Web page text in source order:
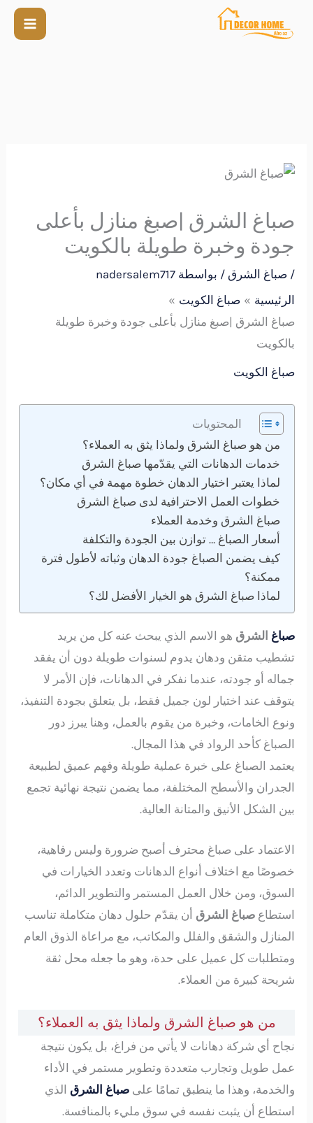
صباغ الشرق |صبغ منازل بأعلى
جودة وخبرة طويلة بالكويت
/صباغ الشرق / بواسطة nadersalem717
الرئيسية
صباغ الكويت
صباغ الشرق |صبغ منازل بأعلى جودة وخبرة طويلة
بالكويت
صباغ الكويت
المحتويات
من هو صباغ الشرق ولماذا يثق به العملاء؟
خدمات الدهانات التي يقدّمها صباغ الشرق
لماذا يعتبر اختيار الدهان خطوة مهمة في أي مكان؟
خطوات العمل الاحترافية لدى صباغ الشرق
صباغ الشرق وخدمة العملاء
أسعار الصباغ … توازن بين الجودة والتكلفة
كيف يضمن الصباغ جودة الدهان وثباته لأطول فترة
ممكنة؟
لماذا صباغ الشرق هو الخيار الأفضل لك؟
صباغ الشرق هو الاسم الذي يبحث عنه كل من يريد
تشطيب متقن ودهان يدوم لسنوات طويلة دون أن يفقد
جماله أو جودته، عندما نفكر في الدهانات، فإن الأمر لا
يتوقف عند اختيار لون جميل فقط، بل يتعلق بجودة التنفيذ،
ونوع الخامات، وخبرة من يقوم بالعمل، وهنا يبرز دور
الصباغ كأحد الرواد في هذا المجال.
يعتمد الصباغ على خبرة عملية طويلة وفهم عميق لطبيعة
الجدران والأسطح المختلفة، مما يضمن نتيجة نهائية تجمع
بين الشكل الأنيق والمتانة العالية.
الاعتماد على صباغ محترف أصبح ضرورة وليس رفاهية،
خصوصًا مع اختلاف أنواع الدهانات وتعدد الخيارات في
السوق، ومن خلال العمل المستمر والتطوير الدائم،
استطاعصباغ الشرق أن يقدّم حلول دهان متكاملة تناسب
المنازل والشقق والفلل والمكاتب، مع مراعاة الذوق العام
ومتطلبات كل عميل على حدة، وهو ما جعله محل ثقة
شريحة كبيرة من العملاء.
من هو صباغ الشرق ولماذا يثق به العملاء؟
نجاح أي شركة دهانات لا يأتي من فراغ، بل يكون نتيجة
عمل طويل وتجارب متعددة وتطوير مستمر في الأداء
والخدمة، وهذا ما ينطبق تمامًا علىصباغ الشرق الذي
استطاع أن يثبت نفسه في سوق مليء بالمنافسة.